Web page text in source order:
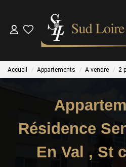
NOS BIENS
Accueil Appartements A vendre 2
Résidence
En Val , St